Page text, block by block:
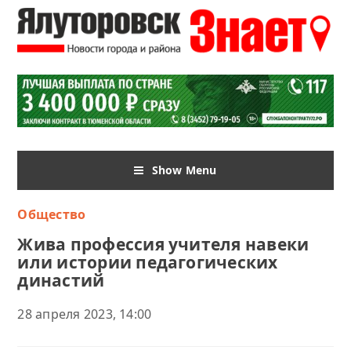
Show Menu
Общество
Жива профессия учителя навеки
или истории педагогических
династий
28 апреля 2023, 14:00